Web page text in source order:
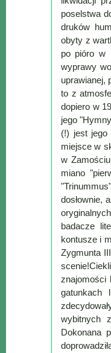
poselstwa
druków
obyty z
po pióro w
wyprawy
uprawianej,
to z
dopiero w
jego
(!) jest jego
miejsce w
w
miano
dosłownie,
badacze
kontusze i
Zygmunta
znajomości
gatunkach
wybitnych
Dokonana